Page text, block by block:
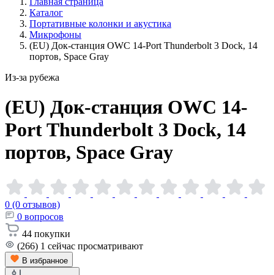
Каталог
Портативные колонки и акустика
Микрофоны
(EU) Док-станция OWC 14-Port Thunderbolt 3 Dock, 14
портов, Space Gray
Из-за рубежа
(EU) Док-станция OWC 14-
Port Thunderbolt 3 Dock, 14
портов, Space Gray
0 (0 отзывов)
0 вопросов
44 покупки
(266) 1 сейчас просматривают
В избранное